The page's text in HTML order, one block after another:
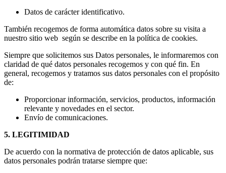
Datos de carácter identificativo.
También recogemos de forma automática datos sobre su visita a
nuestro sitio web según se describe en la política de cookies.
Siempre que solicitemos sus Datos personales, le informaremos con
claridad de qué datos personales recogemos y con qué fin. En
general, recogemos y tratamos sus datos personales con el propósito
de:
Proporcionar información, servicios, productos, información
relevante y novedades en el sector.
Envío de comunicaciones.
5. LEGITIMIDAD
De acuerdo con la normativa de protección de datos aplicable, sus
datos personales podrán tratarse siempre que: